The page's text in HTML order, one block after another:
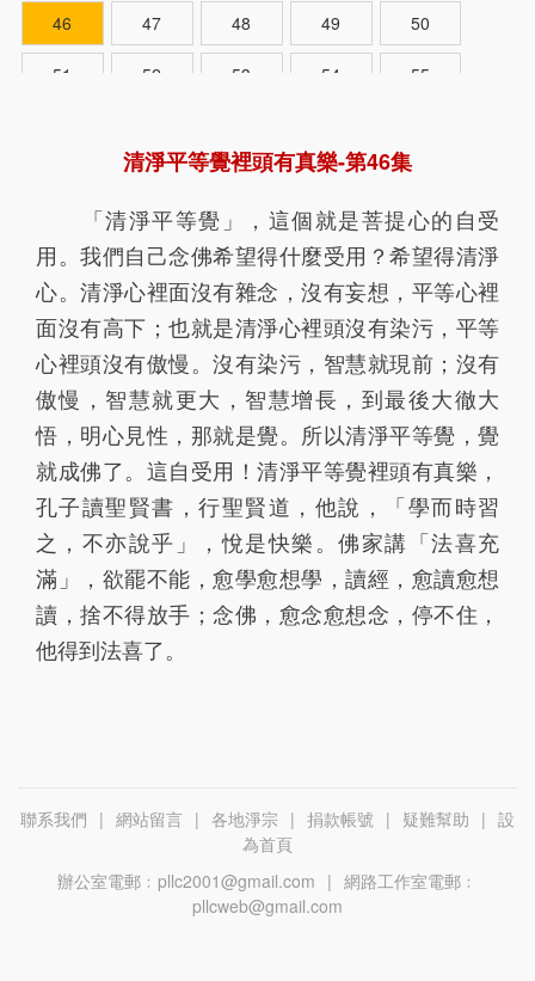
46 47 48 49 50
51 52 53 54 55
62 63 64 65
67 69 70
72 73 74 75
76
清淨平等覺裡頭有真樂-第46集
「清淨平等覺」，這個就是菩提心的自受
用。我們自己念佛希望得什麼受用？希望得清淨
心。清淨心裡面沒有雜念，沒有妄想，平等心裡
面沒有高下；也就是清淨心裡頭沒有染污，平等
心裡頭沒有傲慢。沒有染污，智慧就現前；沒有
傲慢，智慧就更大，智慧增長，到最後大徹大
悟，明心見性，那就是覺。所以清淨平等覺，覺
就成佛了。這自受用！清淨平等覺裡頭有真樂，
孔子讀聖賢書，行聖賢道，他說，「學而時習
之，不亦說乎」，悅是快樂。佛家講「法喜充
滿」，欲罷不能，愈學愈想學，讀經，愈讀愈想
讀，捨不得放手；念佛，愈念愈想念，停不住，
他得到法喜了。
聯系我們 | 網站留言 | 各地淨宗 | 捐款帳號 | 疑難幫助 | 設
為首頁
辦公室電郵﹕pllc2001@gmail.com | 網路工作室電郵﹕
pllcweb@gmail.com